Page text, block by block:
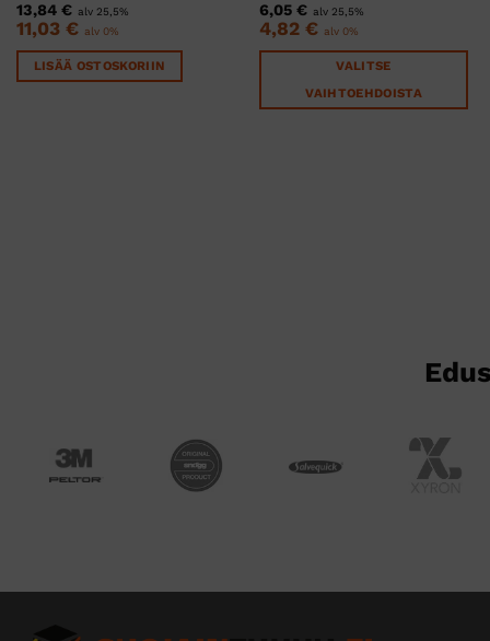
13,84 € alv 25,5%
11,03 € alv 0%
LISÄÄ OSTOSKORIIN
6,05€ alv 25,5%
4,82€ alv 0%
VALITSE
VAIHTOEHDOISTA